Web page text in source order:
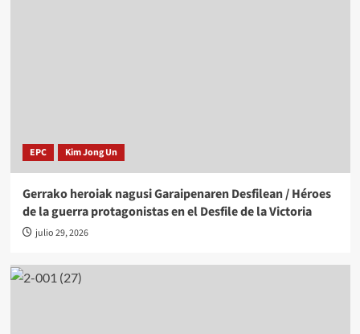
EPC Kim Jong Un
Gerrako heroiak nagusi Garaipenaren Desfilean / Héroes
de la guerra protagonistas en el Desfile de la Victoria
julio 29, 2026